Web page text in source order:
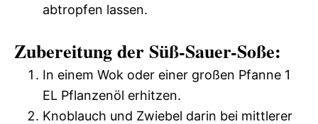
abtropfen lassen.
Zubereitung der Süß-Sauer-Soße:
In einem Wok oder einer großen Pfanne 1
EL Pflanzenöl erhitzen.
Knoblauch und Zwiebel darin bei mittlerer